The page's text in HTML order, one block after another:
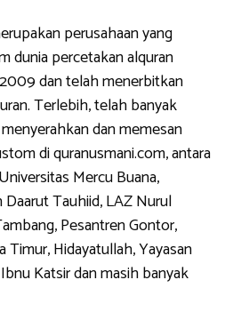
perusahaan yang
dunia percetakan alquran
dan telah menerbitkan
Terlebih, telah banyak
dan memesan
di quranusmani.com, antara
Mercu Buana,
Daarut Tauhiid, LAZ Nurul
Pesantren Gontor,
Timur, Hidayatullah, Yayasan
Katsir dan masih banyak